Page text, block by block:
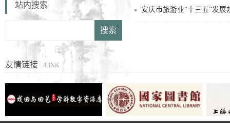
站内搜索
安庆市旅游业“十三五”发展
友情链接 /LINK